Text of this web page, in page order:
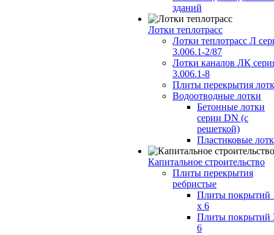
зданий
Лотки теплотрасс
Лотки теплотрасс Л
3.006.1-2/87
Лотки каналов ЛК
3.006.1-8
Плиты перекрытия
Водоотводные лотки
Бетонные лотки
серии DN (с
решеткой)
Пластиковые
Капитальное строительство
Плиты перекрытия
ребристые
Плиты покрытий
x 6
Плиты покрытий
6